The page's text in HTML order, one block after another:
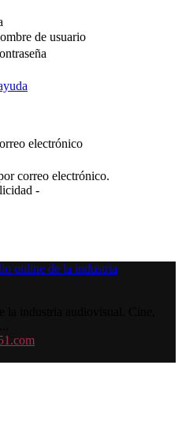
de usuario
electrónico
correo electrónico.
-